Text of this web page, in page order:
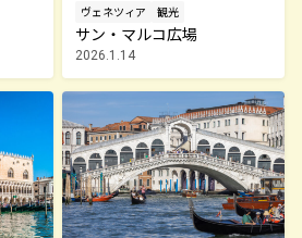
ヴェネツィア 観光
サン・マルコ広場
2026.1.14